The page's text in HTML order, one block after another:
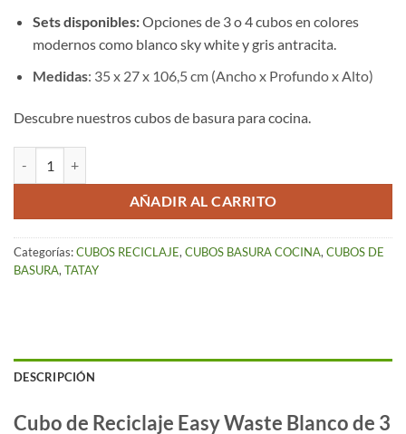
Sets disponibles:Opciones de 3 o 4 cubos en colores
modernos como blanco sky white y gris antracita.
Medidas: 35 x 27 x 106,5 cm (Ancho x Profundo x Alto)
Descubre nuestros cubos de basura para cocina.
AÑADIR AL CARRITO
Categorías:CUBOS RECICLAJE,CUBOS BASURA COCINA,CUBOS DE
BASURA,TATAY
DESCRIPCIÓN
Cubo de Reciclaje Easy Waste Blanco de 3